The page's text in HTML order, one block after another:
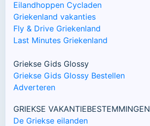
Eilandhoppen Cycladen
Griekenland vakanties
Fly & Drive Griekenland
Last Minutes Griekenland
Griekse Gids Glossy
Griekse Gids Glossy Bestellen
Adverteren
GRIEKSE VAKANTIEBESTEMMINGEN
De Griekse eilanden